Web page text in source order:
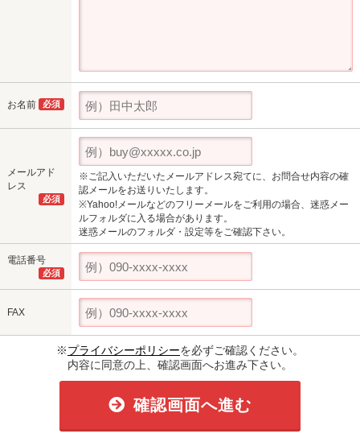
お名前 必須
メールアド
レス
必須
※ご記入いただいたメールアドレス宛てに、お問合せ内容の確
認メールをお送りいたします。
※Yahoo!メールなどのフリーメールをご利用の場合、迷惑メー
ルフォルダに入る場合があります。
迷惑メールのフォルダ・設定等をご確認下さい。
電話番号
必須
FAX
※プライバシーポリシーを必ずご確認ください。
内容に同意の上、確認画面へお進み下さい。
確認画面へ進む